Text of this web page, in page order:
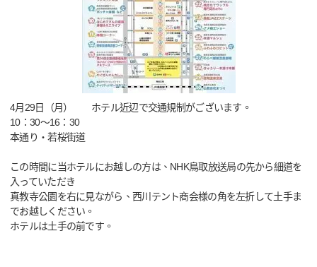
4月29日（月） ホテル近辺で交通規制がございます。
10：30～16：30
本通り・若桜街道
この時間に当ホテルにお越しの方は、NHK鳥取放送局の先から細道を
入っていただき
真教寺公園を右に見ながら、西川テント商会様の角を左折して土手ま
でお越しください。
ホテルは土手の前です。